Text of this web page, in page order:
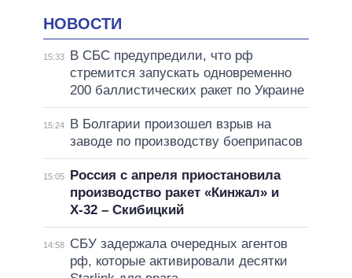
НОВОСТИ
15:33
В СБС предупредили, что рф
стремится запускать одновременно
200 баллистических ракет по Украине
15:24
В Болгарии произошел взрыв на
заводе по производству боеприпасов
15:05
Россия с апреля приостановила
производство ракет «Кинжал» и
Х-32 – Скибицкий
14:58
СБУ задержала очередных агентов
рф, которые активировали десятки